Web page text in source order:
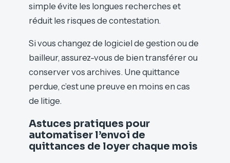
simple évite les longues recherches et
réduit les risques de contestation.
Si vous changez de logiciel de gestion ou de
bailleur, assurez-vous de bien transférer ou
conserver vos archives. Une quittance
perdue, c’est une preuve en moins en cas
de litige.
Astuces pratiques pour
automatiser l’envoi de
quittances de loyer chaque mois